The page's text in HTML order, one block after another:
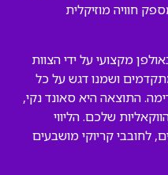
חוויה מוזיקלית
מקצועי על ידי הצוות
ושמנו דגש על כל
התוצאה היא סאונד נקי,
שלכם. הליווי
לחובבי קריוקי מושבעים